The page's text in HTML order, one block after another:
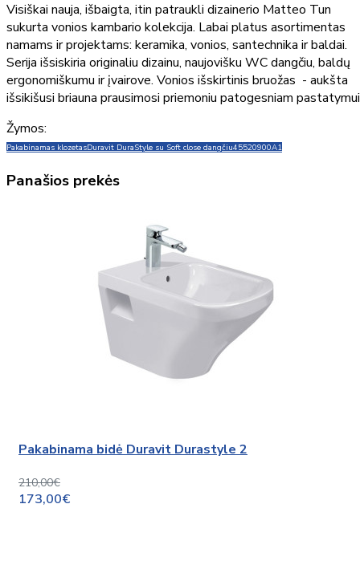
Visiškai nauja, išbaigta, itin patraukli dizainerio Matteo Tun
sukurta vonios kambario kolekcija. Labai platus asortimentas
namams ir projektams: keramika, vonios, santechnika ir baldai.
Serija išsiskiria originaliu dizainu, naujovišku WC dangčiu, baldų
ergonomiškumu ir įvairove. Vonios išskirtinis bruožas - aukšta
išsikišusi briauna prausimosi priemoniu patogesniam
Žymos:
Pakabinamas klozetasDuravit DuraStyle su Soft close dangčiu45520900A1
Panašios prekės
Pakabinama bidė Duravit Durastyle 2
210,00€
173,00€